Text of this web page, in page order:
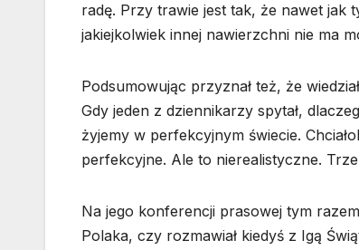
radę. Przy trawie jest tak, że nawet jak
jakiejkolwiek innej nawierzchni nie ma
Podsumowując przyznał też, że
Gdy jeden z dziennikarzy spytał,
żyjemy w perfekcyjnym świecie.
perfekcyjne. Ale to nierealistyczne.
Na jego konferencji prasowej tym
Polaka, czy rozmawiał kiedyś z Igą